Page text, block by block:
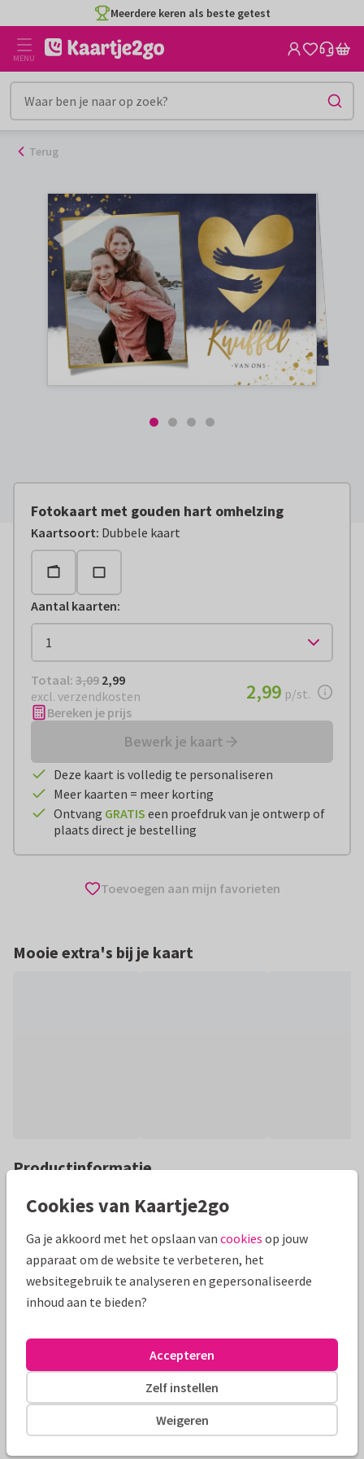
naar
inhoud
Meerdere keren als beste getest
MENU
Terug
Fotokaart met gouden hart omhelzing
Kaartsoort: Dubbele kaart
Aantal kaarten:
Totaal: € 2,99
Totaal: 3,09 2,99
excl. verzendkosten
€ 2,99per stuk
2,99 p/st.
Bereken je prijs
Bewerk je kaart
Deze kaart is volledig te personaliseren
Meer kaarten = meer korting
Ontvang GRATIS een proefdruk van je ontwerp of
plaats direct je bestelling
Toevoegen aan mijn favorieten
Mooie extra's bij je kaart
Productinformatie
Laat iemand weten dat je aan hem of haar denkt met deze
stijlvolle Knuffel kaart. Met een eigen foto.. Met goudlook
omhelzing hart
Alle kaarten zijn helemaal naar wens aan te passen
Formaten en tarieven
10 x 15 cm 15 x 21 cm 21 x 30 cm
Aantal Prijs p/s Korting
Cookies van Kaartje2go
Ga je akkoord met het opslaan van cookies op jouw
apparaat om de website te verbeteren, het
websitegebruik te analyseren en gepersonaliseerde
inhoud aan te bieden?
Weigeren
Zelf instellen
Accepteren